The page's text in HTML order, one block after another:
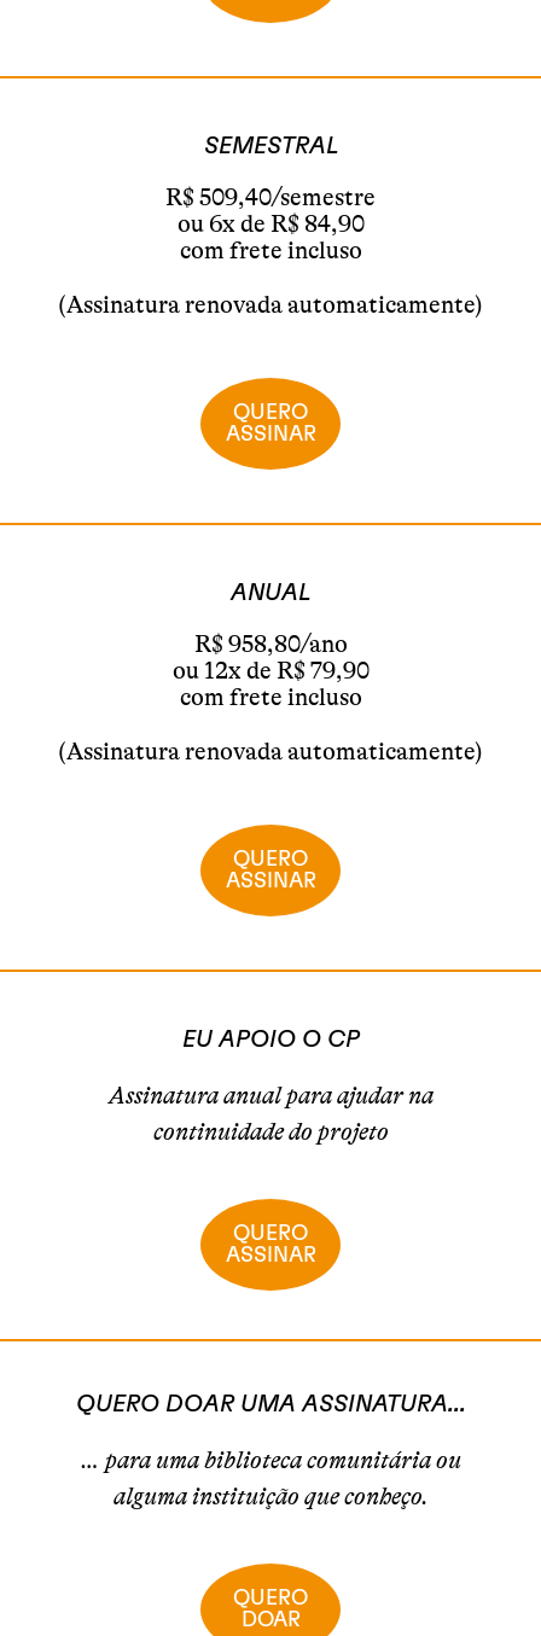
SEMESTRAL
R$ 509,40/semestre
ou 6x de R$ 84,90
com frete incluso
(Assinatura renovada automaticamente)
QUERO
ASSINAR
ANUAL
R$ 958,80/ano
ou 12x de R$ 79,90
com frete incluso
(Assinatura renovada automaticamente)
QUERO
ASSINAR
EU APOIO O CP
Assinatura anual para ajudar na
continuidade do projeto
QUERO
ASSINAR
QUERO DOAR UMA ASSINATURA...
… para uma biblioteca comunitária ou
alguma instituição que conheço.
QUERO
DOAR